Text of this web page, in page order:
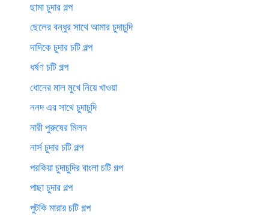
ছামা চুদার গল্প
ছেলের বন্ধুর সাথে আমার চুদাচুদি
দাদিকে চুদার চটি গল্প
ধর্ষণ চটি গল্প
ধোনের মাল মুখে নিয়ে খাওয়া
ননদ এর সাথে চুদাচুদি
নারী পুরুষের মিলন
নার্স চুদার চটি গল্প
পরকিয়া চুদাচুদির বাংলা চটি গল্প
পাছা চুদার গল্প
পুটকি মারার চটি গল্প